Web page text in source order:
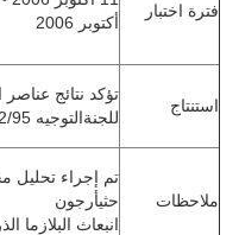
فترة اختبار
أكتوبر 2006
استنتاج
تؤكد نتائج عناصر
للجنةالتوجيه 2002/95 / EC.
ملاحظات
تم إجراء تحليل
حثيأرجون
انبعاث البلازما الذري